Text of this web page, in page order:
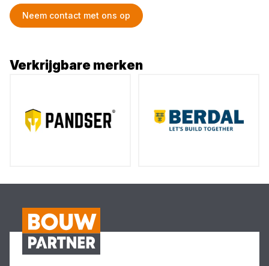
Neem contact met ons op
Verkrijgbare merken